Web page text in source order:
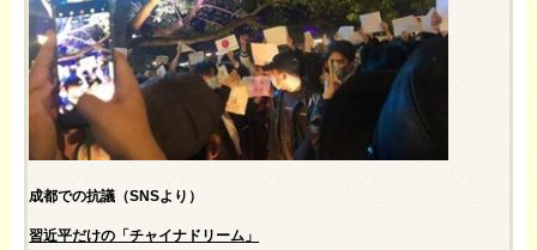
成都での抗議（SNSより）
習近平だけの「チャイナドリーム」